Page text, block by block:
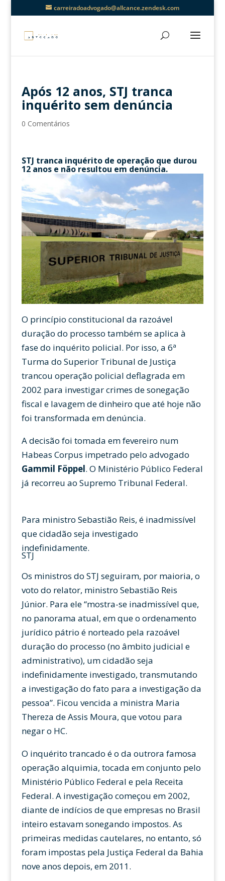
carreiradoadvogado@allcance.zendesk.com
Após 12 anos, STJ tranca
inquérito sem denúncia
0 Comentários
STJ tranca inquérito de operação que durou
12 anos e não resultou em denúncia.
O princípio constitucional da razoável
duração do processo também se aplica à
fase do inquérito policial. Por isso, a 6ª
Turma do Superior Tribunal de Justiça
trancou operação policial deflagrada em
2002 para investigar crimes de sonegação
fiscal e lavagem de dinheiro que até hoje não
foi transformada em denúncia.
A decisão foi tomada em fevereiro num
Habeas Corpus impetrado pelo advogado
Gammil Föppel. O Ministério Público Federal
já recorreu ao Supremo Tribunal Federal.
Para ministro Sebastião Reis, é inadmissível
que cidadão seja investigado
indefinidamente.
STJ
Os ministros do STJ seguiram, por maioria, o
voto do relator, ministro Sebastião Reis
Júnior. Para ele “mostra-se inadmissível que,
no panorama atual, em que o ordenamento
jurídico pátrio é norteado pela razoável
duração do processo (no âmbito judicial e
administrativo), um cidadão seja
indefinidamente investigado, transmutando
a investigação do fato para a investigação da
pessoa”. Ficou vencida a ministra Maria
Thereza de Assis Moura, que votou para
negar o HC.
O inquérito trancado é o da outrora famosa
operação alquimia, tocada em conjunto pelo
Ministério Público Federal e pela Receita
Federal. A investigação começou em 2002,
diante de indícios de que empresas no Brasil
inteiro estavam sonegando impostos. As
primeiras medidas cautelares, no entanto, só
foram impostas pela Justiça Federal da Bahia
nove anos depois, em 2011.